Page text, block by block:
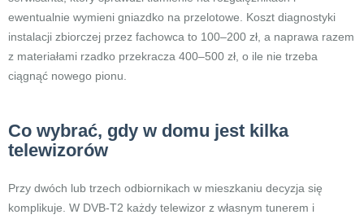
ewentualnie wymieni gniazdko na przelotowe. Koszt diagnostyki
instalacji zbiorczej przez fachowca to 100–200 zł, a naprawa razem
z materiałami rzadko przekracza 400–500 zł, o ile nie trzeba
ciągnąć nowego pionu.
Co wybrać, gdy w domu jest kilka
telewizorów
Przy dwóch lub trzech odbiornikach w mieszkaniu decyzja się
komplikuje. W DVB-T2 każdy telewizor z własnym tunerem i